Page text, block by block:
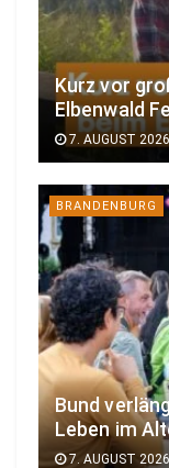
Kurz vor
Elbenwald
7. AUGUST 2026
BRANDENBURG
Bund
Leben im
7. AUGUST 2026